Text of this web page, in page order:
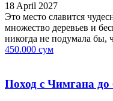
18 April 2027
Это место славится
множество деревьев и
никогда не подумала бы,
450.000 сум
Поход с Чимгана до